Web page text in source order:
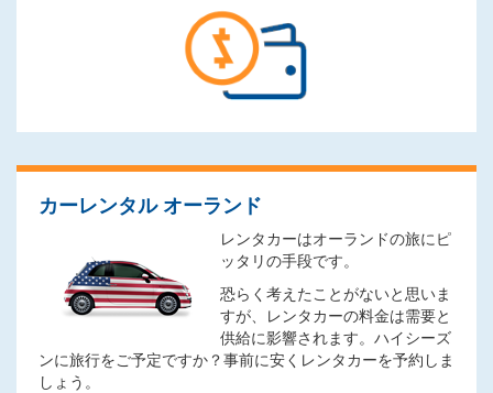
カーレンタル オーランド
レンタカーはオーランドの旅にピ
ッタリの手段です。
恐らく考えたことがないと思いま
すが、レンタカーの料金は需要と
供給に影響されます。ハイシーズ
ンに旅行をご予定ですか？事前に安くレンタカーを予約しま
しょう。